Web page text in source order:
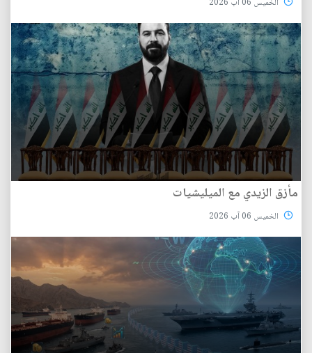
الخميس 06 آب 2026
مأزق الزيدي مع الميليشيات
الخميس 06 آب 2026